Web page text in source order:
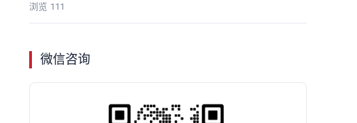
浏览 111
微信咨询